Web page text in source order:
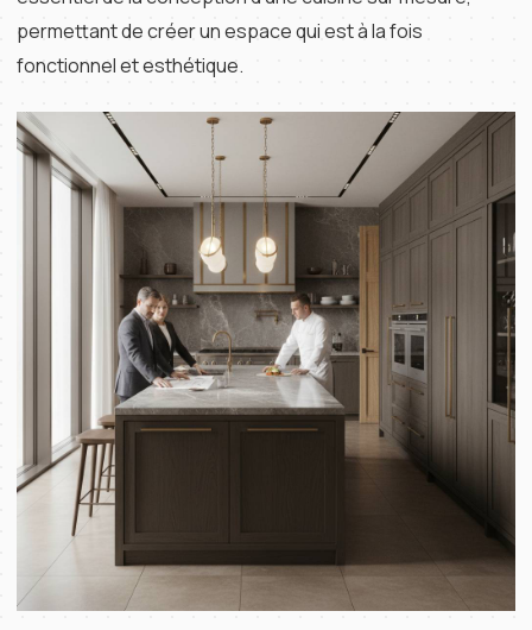
permettant de créer un espace qui est à la fois
fonctionnel et esthétique.